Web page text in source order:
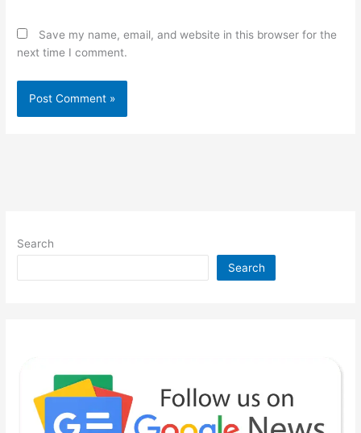
Save my name, email, and website in this browser for the
next time I comment.
Search
Search